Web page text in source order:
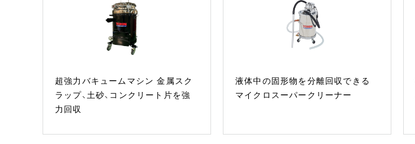
超強力バキュームマシン 金属スク
ラップ、土砂、コンクリート片を強
力回収
液体中の固形物を分離回収できる
マイクロスーパークリーナー